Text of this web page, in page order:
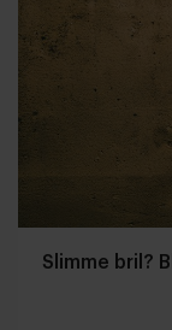
Slimme bril?